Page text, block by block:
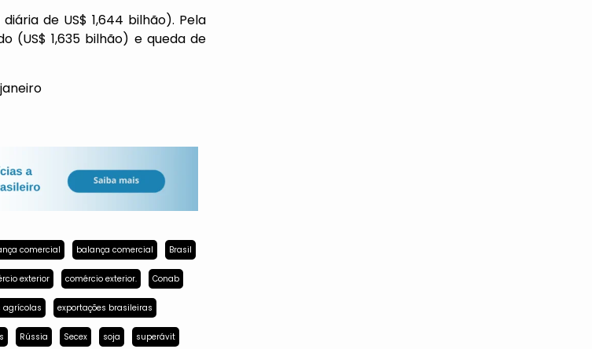
de US$ 1,644 bilhão). Pela
(US$ 1,635 bilhão) e queda de
comercial balança comercial Brasil
exterior comércio exterior. Conab
agrícolas exportações brasileiras
Rússia Secex soja superávit